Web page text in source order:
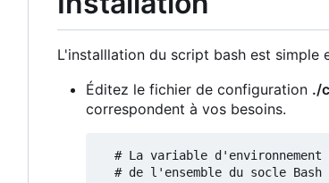
L'installlation du script bash est simple
Éditez le fichier de configuration ./
correspondent à vos besoins.